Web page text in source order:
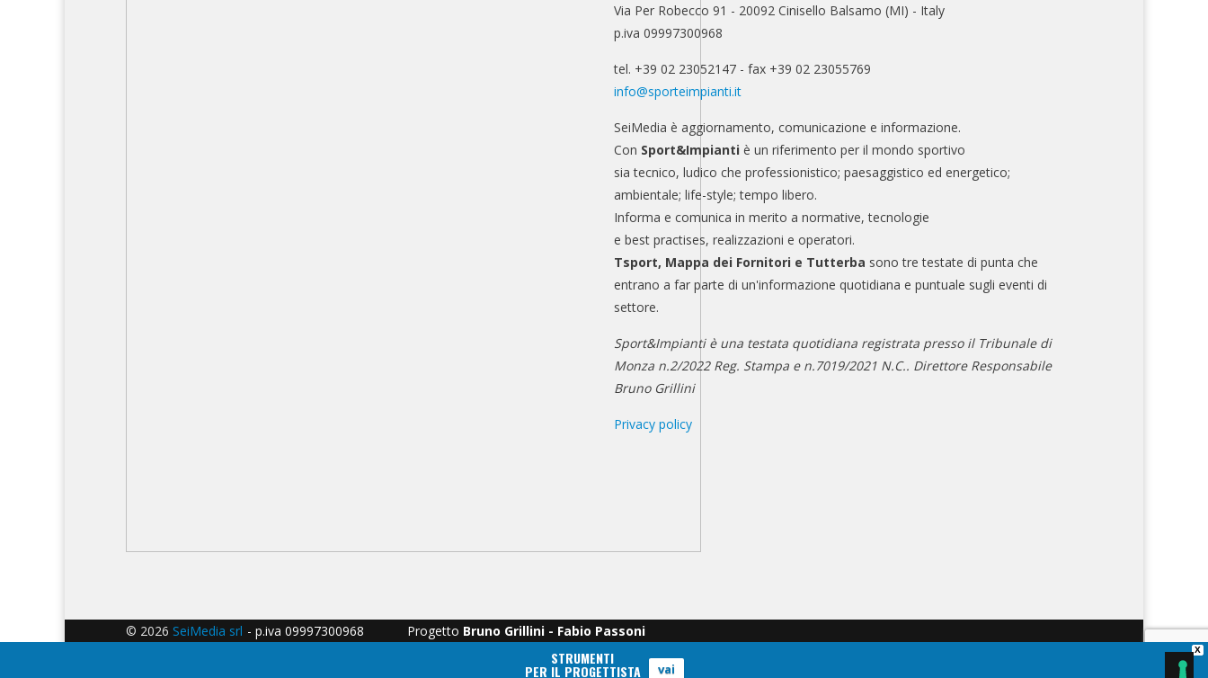
Via Per Robecco 91 - 20092 Cinisello Balsamo (MI) - Italy
p.iva 09997300968
tel. +39 02 23052147 - fax +39 02 23055769
info@sporteimpianti.it
SeiMedia è aggiornamento, comunicazione e informazione.
Con Sport&Impianti è un riferimento per il mondo sportivo
sia tecnico, ludico che professionistico; paesaggistico ed energetico;
ambientale; life-style; tempo libero.
Informa e comunica in merito a normative, tecnologie
e best practises, realizzazioni e operatori.
Tsport, Mappa dei Fornitori e Tutterba sono tre testate di punta che
entrano a far parte di un'informazione quotidiana e puntuale sugli eventi di
settore.
Sport&Impianti è una testata quotidiana registrata presso il Tribunale di
Monza n.2/2022 Reg. Stampa e n.7019/2021 N.C.. Direttore Responsabile
Bruno Grillini
Privacy policy
© 2026 SeiMedia srl - p.iva 09997300968 Progetto Bruno Grillini - Fabio Passoni
X
STRUMENTI
PER IL PROGETTISTA vai